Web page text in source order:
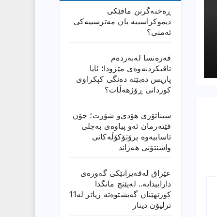
ڕەخنەگرتن مافێکی
دیموکراسییە یان مەترسییەکی
ئەمنی؟
فەرەنسا لەبەردەم
تاقیکردنەوەی مێژودا؛ ئایا
پاریس دەبێتە دەنگی کپکراوی
کوردانی ڕۆژھەڵات؟
سیناتۆری هۆدی‌و شۆرت؛ جۆن
فێتەرمان ئەو پیاوەی بەجلی
ئاساییەوە پرۆتۆکۆڵەکانی
واشنتۆنی هەژاند
عێراق له‌قه‌یرانێكى گه‌وره‌ى
داراییدایه‌.. له‌پێنج مانگدا
كورتهێنان گه‌یشتوه‌ته‌ زیاتر له‌11
ترلیۆن دینار